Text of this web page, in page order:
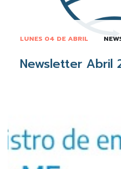
LUNES 04 DE ABRIL
Newsletter Abril